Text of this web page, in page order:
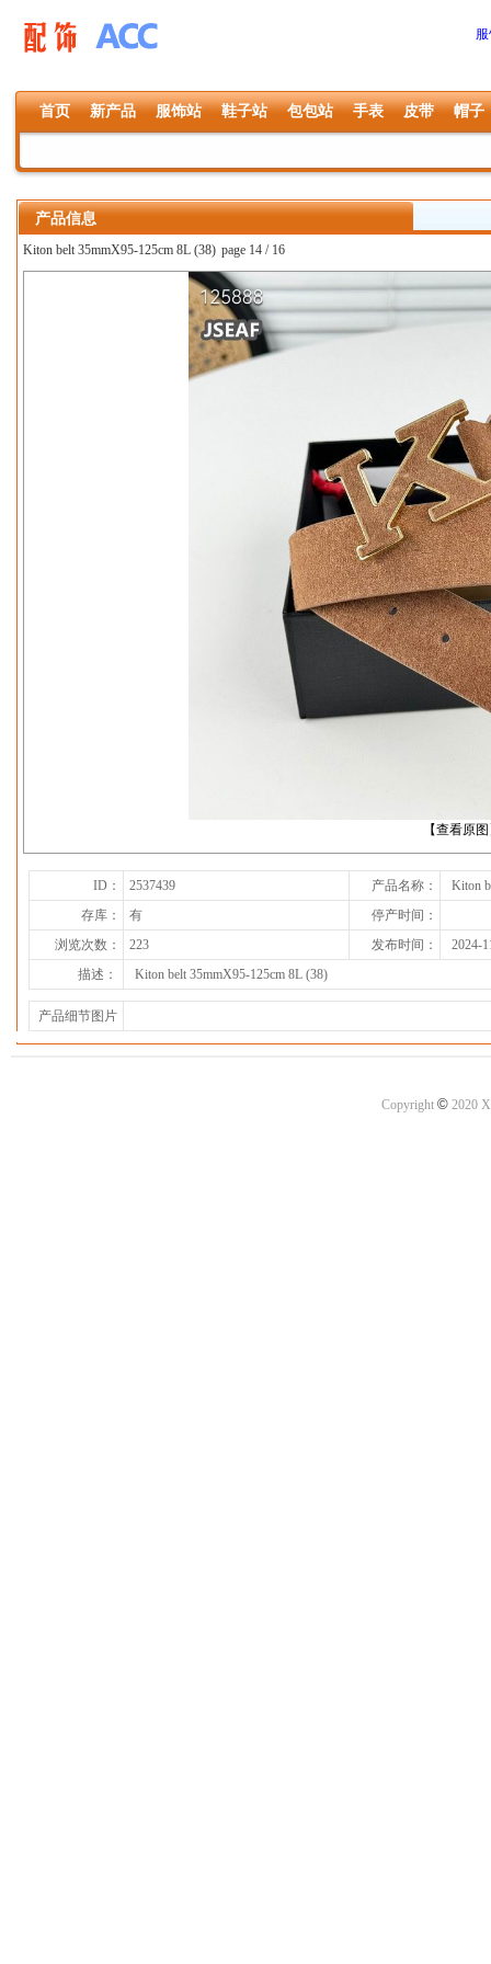
首页 新产品 服饰站 鞋子站 包包站 手表 皮带 帽子
产品信息
Kiton belt 35mmX95-125cm 8L (38) page 14 / 16
【查看原
ID： 2537439 产品名称：
Kiton
存库：
有
停产时间：
浏览次数：
223 发布时间：
2024-
描述：
Kiton belt 35mmX95-125cm 8L (38)
产品细节图片
Copyright ©2020